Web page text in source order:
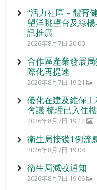
“活力社區 – 體育
望洋眺望台及綠
訊推廣
2026年8月7日 20:00
合作區產業發展
際化再提速
2026年8月7日 19:21
優化在建及維保
會議 梳理已入住
2026年8月7日 19:12
衛生局接獲1例流
2026年8月7日 19:08
衛生局滅蚊通知
2026年8月7日 19:06